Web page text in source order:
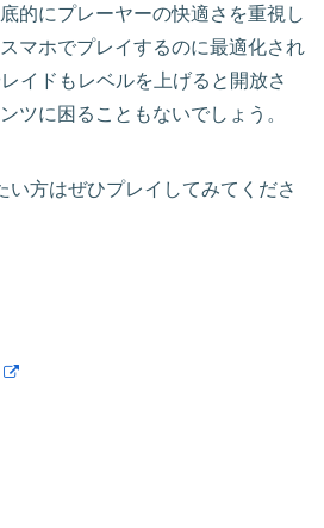
底的にプレーヤーの快適さを重視し
マホでプレイするのに最適化され
イドもレベルを上げると開放さ
ツに困ることもないでしょう。
い方はぜひプレイしてみてくださ